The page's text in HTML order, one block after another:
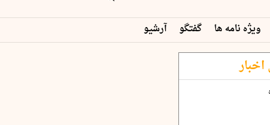
ویژه نامه ها گفتگو آرشیو